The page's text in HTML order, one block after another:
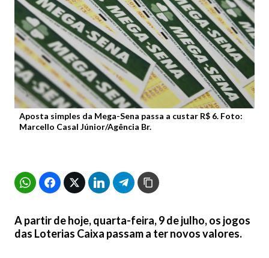
Aposta simples da Mega-Sena passa a custar R$ 6. Foto:
Marcello Casal Júnior/Agência Br.
A partir de hoje, quarta-feira, 9 de julho, os jogos
das Loterias Caixa passam a ter novos valores.